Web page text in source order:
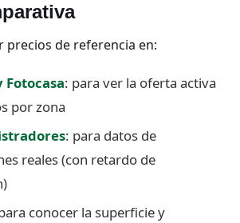
precios de referencia en:
: para ver la oferta activa
por zona
: para datos de
reales (con retardo de
conocer la superficie y